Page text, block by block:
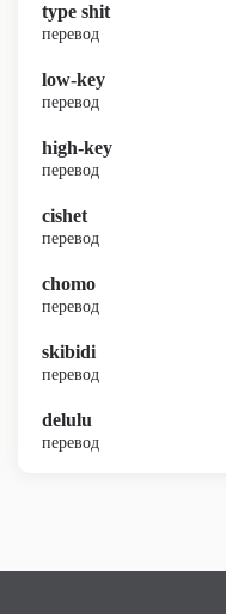
type shit
перевод
low-key
перевод
high-key
перевод
cishet
перевод
chomo
перевод
skibidi
перевод
delulu
перевод